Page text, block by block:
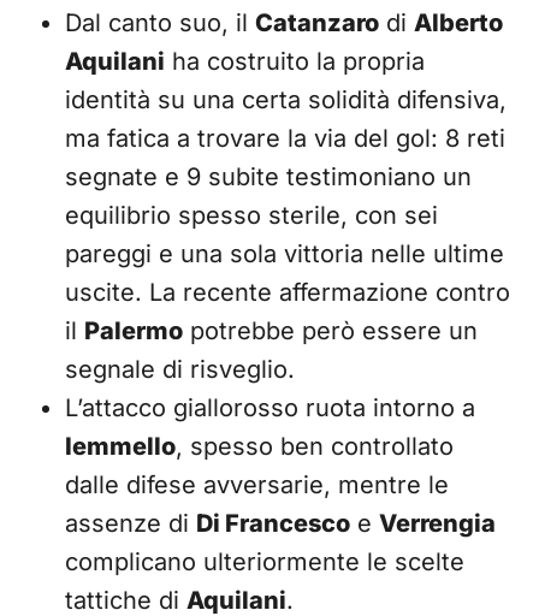
Dal canto suo, il Catanzaro di Alberto
Aquilani ha costruito la propria
identità su una certa solidità difensiva,
ma fatica a trovare la via del gol: 8 reti
segnate e 9 subite testimoniano un
equilibrio spesso sterile, con sei
pareggi e una sola vittoria nelle ultime
uscite. La recente affermazione contro
il Palermo potrebbe però essere un
segnale di risveglio.
L’attacco giallorosso ruota intorno a
Iemmello, spesso ben controllato
dalle difese avversarie, mentre le
assenze di Di Francesco e Verrengia
complicano ulteriormente le scelte
tattiche di Aquilani.